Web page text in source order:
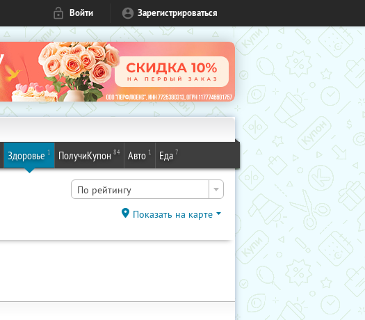
Войти Зарегистрироваться
Здоровье 1 ПолучиКупон 84 Авто 1 Еда 7
По рейтингу
Показать на карте